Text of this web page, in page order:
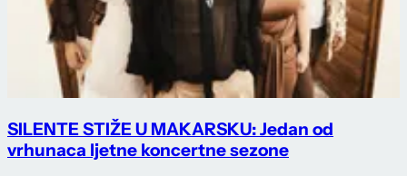
SILENTE STIŽE U MAKARSKU: Jedan od
vrhunaca ljetne koncertne sezone